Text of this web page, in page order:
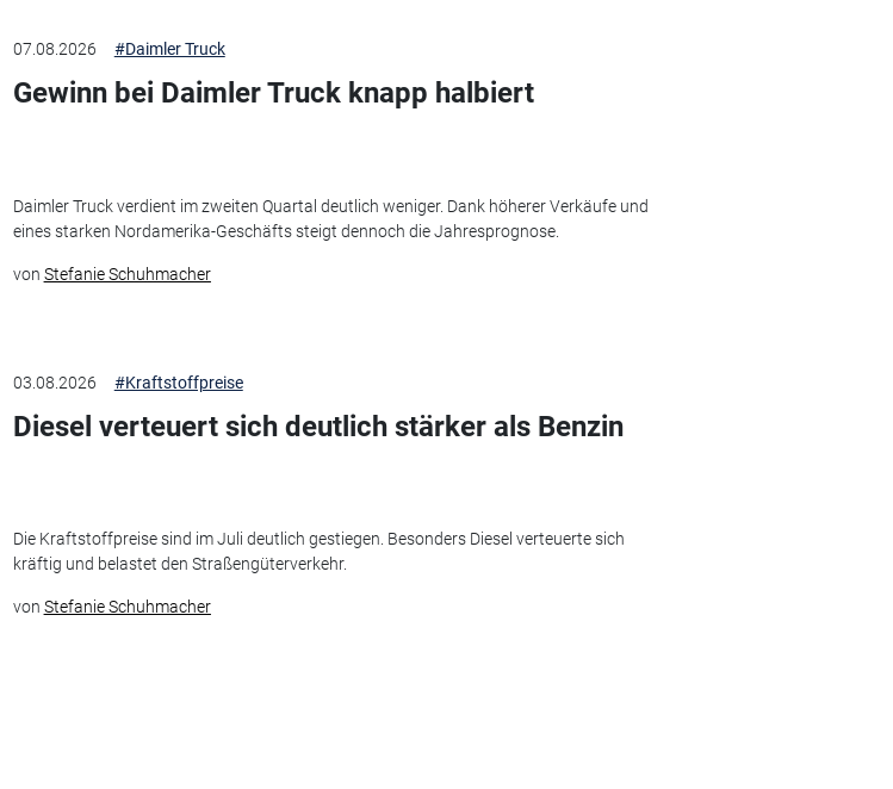
07.08.2026 #Daimler Truck
Gewinn bei Daimler Truck knapp halbiert
Daimler Truck verdient im zweiten Quartal deutlich weniger. Dank höherer Verkäufe und
eines starken Nordamerika-Geschäfts steigt dennoch die Jahresprognose.
von Stefanie Schuhmacher
03.08.2026 #Kraftstoffpreise
Diesel verteuert sich deutlich stärker als Benzin
Die Kraftstoffpreise sind im Juli deutlich gestiegen. Besonders Diesel verteuerte sich
kräftig und belastet den Straßengüterverkehr.
von Stefanie Schuhmacher